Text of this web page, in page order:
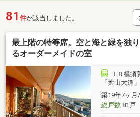
81 件が該当しました。
最上階の特等席。空と海と緑を独
るオーダーメイドの室
ＪＲ横須
「葉山大道
築19年7ヶ月
総戸数81戸